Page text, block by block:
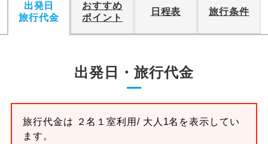
出発日
旅行代金
おすすめ
ポイント
日程表 旅行条件
出発日・旅行代金
旅行代金は ２名１室利用/ 大人1名を表示してい
ます。